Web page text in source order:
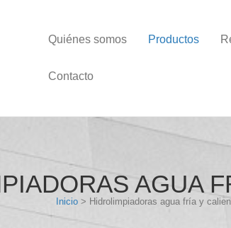
Quiénes somos Productos
Contacto
AGUA
Inicio > Hidrolimpiadoras agua fría y